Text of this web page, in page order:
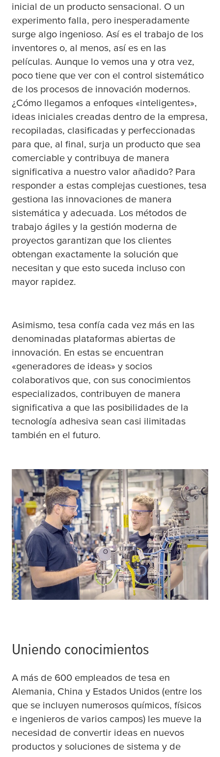
inicial de un producto sensacional. O un
experimento falla, pero inesperadamente
surge algo ingenioso. Así es el trabajo de los
inventores o, al menos, así es en las
películas. Aunque lo vemos una y otra vez,
poco tiene que ver con el control sistemático
de los procesos de innovación modernos.
¿Cómo llegamos a enfoques «inteligentes»,
ideas iniciales creadas dentro de la empresa,
recopiladas, clasificadas y perfeccionadas
para que, al final, surja un producto que sea
comerciable y contribuya de manera
significativa a nuestro valor añadido? Para
responder a estas complejas cuestiones, tesa
gestiona las innovaciones de manera
sistemática y adecuada. Los métodos de
trabajo ágiles y la gestión moderna de
proyectos garantizan que los clientes
obtengan exactamente la solución que
necesitan y que esto suceda incluso con
mayor rapidez.
Asimismo, tesa confía cada vez más en las
denominadas plataformas abiertas de
innovación. En estas se encuentran
«generadores de ideas» y socios
colaborativos que, con sus conocimientos
especializados, contribuyen de manera
significativa a que las posibilidades de la
tecnología adhesiva sean casi ilimitadas
también en el futuro.
Uniendo conocimientos
A más de 600 empleados de tesa en
Alemania, China y Estados Unidos (entre los
que se incluyen numerosos químicos, físicos
e ingenieros de varios campos) les mueve la
necesidad de convertir ideas en nuevos
productos y soluciones de sistema y de